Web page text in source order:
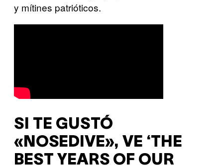
y mítines patrióticos.
SI TE GUSTÓ
«NOSEDIVE», VE ‘THE
BEST YEARS OF OUR